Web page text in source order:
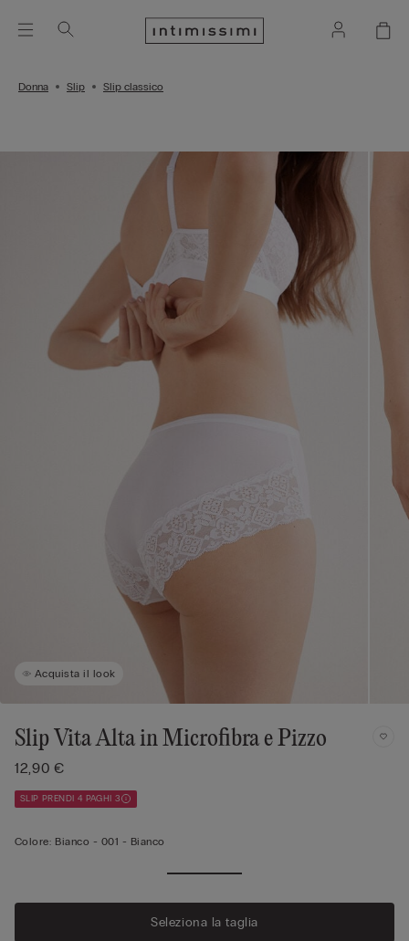
Donna Slip Slip classico
Acquista il look
Slip Vita Alta in Microfibra e Pizzo
12,90 €
SLIP PRENDI 4 PAGHI 3
Colore: Bianco - 001 - Bianco
Seleziona la taglia